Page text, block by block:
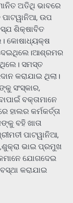
ଅତିଥି ଭାବରେ
ଉପ
ଶିକ୍ଷାବିତ
କୋଷାଧ୍ୟକ୍ଷ
ସମସ୍ତ
କରାଯାଇ ଥିଲା।
ସଂସ୍କାର,
ବକ୍ତାମାନେ
କର୍ମକର୍ତ୍ତା
ବହି ଖାତା
ପାଟୱାନିଆ,
ଭାଇ ପ୍ରମୁଖ
ଯୋଗଦେଇ
କରାଯାଇ